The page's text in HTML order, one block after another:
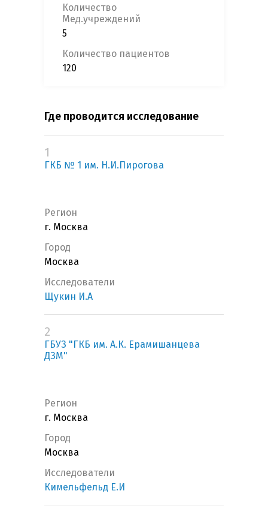
Количество
Мед.учреждений
5
Количество пациентов
120
Где проводится исследование
1
ГКБ № 1 им. Н.И.Пирогова
Регион
г. Москва
Город
Москва
Исследователи
Щукин И.А
2
ГБУЗ "ГКБ им. А.К. Ерамишанцева
ДЗМ"
Регион
г. Москва
Город
Москва
Исследователи
Кимельфельд Е.И